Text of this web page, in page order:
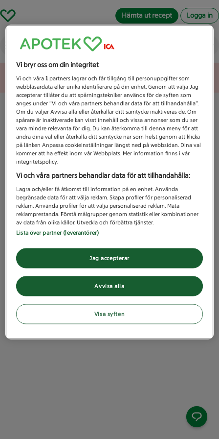
Hämta ut recept Logga in
Vad letar du efter idag?
Unknown error
Vi bryr oss om din integritet
Vi och våra1 partners lagrar och får tillgång till personuppgifter som
webbläsardata eller unika identifierare på din enhet. Genom att välja Jag
accepterar tillåter du att spårningstekniker används för de syften som
anges under ”Vi och våra partners behandlar data för att tillhandahålla”.
Om du väljer Avvisa alla eller återkallar ditt samtycke inaktiveras de. Om
spårare är inaktiverade kan visst innehåll och vissa annonser som du ser
vara mindre relevanta för dig. Du kan återkomma till denna meny för att
ändra dina val eller återkalla ditt samtycke när som helst genom att klicka
på länken Anpassa cookieinställningar längst ned på webbsidan. Dina val
kommer att ha effekt inom vår Webbplats. Mer information finns i vår
integritetspolicy.
Vi och våra partners behandlar data för att tillhandahålla:
Lagra och/eller få åtkomst till information på en enhet. Använda
begränsade data för att välja reklam. Skapa profiler för personaliserad
reklam. Använda profiler för att välja personaliserad reklam. Mäta
reklamprestanda. Förstå målgrupper genom statistik eller kombinationer
av data från olika källor. Utveckla och förbättra tjänster.
Lista över partner (leverantörer)
Avvisa alla
Jag accepterar
Visa syften